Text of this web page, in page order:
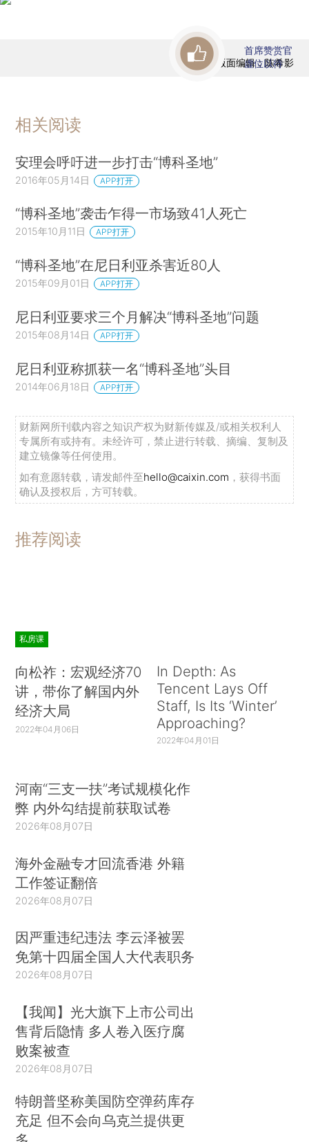
版面编辑：陈希影
首席赞赏官
虚位以待
相关阅读
安理会呼吁进一步打击“博科圣地”
2016年05月14日 APP打开
“博科圣地”袭击乍得一市场致41人死亡
2015年10月11日 APP打开
“博科圣地”在尼日利亚杀害近80人
2015年09月01日 APP打开
尼日利亚要求三个月解决“博科圣地”问题
2015年08月14日 APP打开
尼日利亚称抓获一名“博科圣地”头目
2014年06月18日 APP打开
财新网所刊载内容之知识产权为财新传媒及/或相关权利人
专属所有或持有。未经许可，禁止进行转载、摘编、复制及
建立镜像等任何使用。
如有意愿转载，请发邮件至hello@caixin.com ，获得书面
确认及授权后，方可转载。
推荐阅读
私房课
向松祚：宏观经济70
讲，带你了解国内外
经济大局
2022年04月06日
In Depth: As
Tencent Lays Off
Staff, Is Its ‘Winter’
Approaching?
2022年04月01日
河南“三支一扶”考试规模化作
弊 内外勾结提前获取试卷
2026年08月07日
海外金融专才回流香港 外籍
工作签证翻倍
2026年08月07日
因严重违纪违法 李云泽被罢
免第十四届全国人大代表职务
2026年08月07日
【我闻】光大旗下上市公司出
售背后隐情 多人卷入医疗腐
败案被查
2026年08月07日
特朗普坚称美国防空弹药库存
充足 但不会向乌克兰提供更